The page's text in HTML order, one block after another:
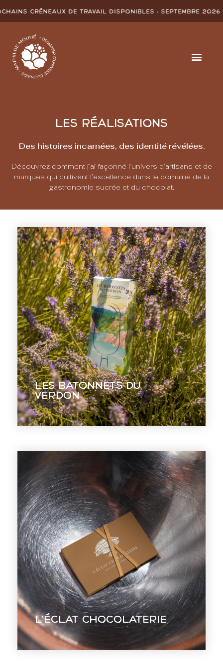
de travail disponibles :SEPTEMBRE 2026• Prochains
LES RÉALISATIONS
Des histoires incarnées, des identité révélées.
Découvrez comment j’ai façonné l’univers d’artisans et de
marques qui cultivent l’excellence dans le domaine de la
gastronomie sucrée et du chocolat.
Les batonnets du
Verdon
Les batonnets du
Verdon
Un packaging qui renferme la
Provence.
EN VOIR +
L’éclat chocolaterie
L’éclat
chocolaterie
Apporter un souffle nouveau à
l’identité visuelle de torréfacteurs
passionnés de cacao et de café.
EN VOIR +